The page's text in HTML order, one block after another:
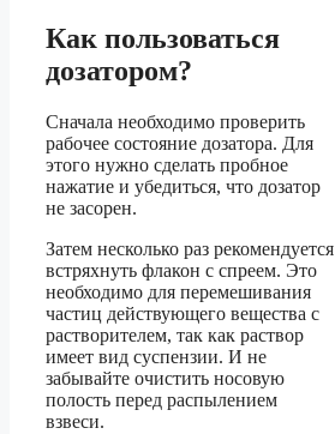
Как пользоваться
дозатором?
Сначала необходимо проверить
рабочее состояние дозатора. Для
этого нужно сделать пробное
нажатие и убедиться, что дозатор
не засорен.
Затем несколько раз рекомендуется
встряхнуть флакон с спреем. Это
необходимо для перемешивания
частиц действующего вещества с
растворителем, так как раствор
имеет вид суспензии. И не
забывайте очистить носовую
полость перед распылением
взвеси.